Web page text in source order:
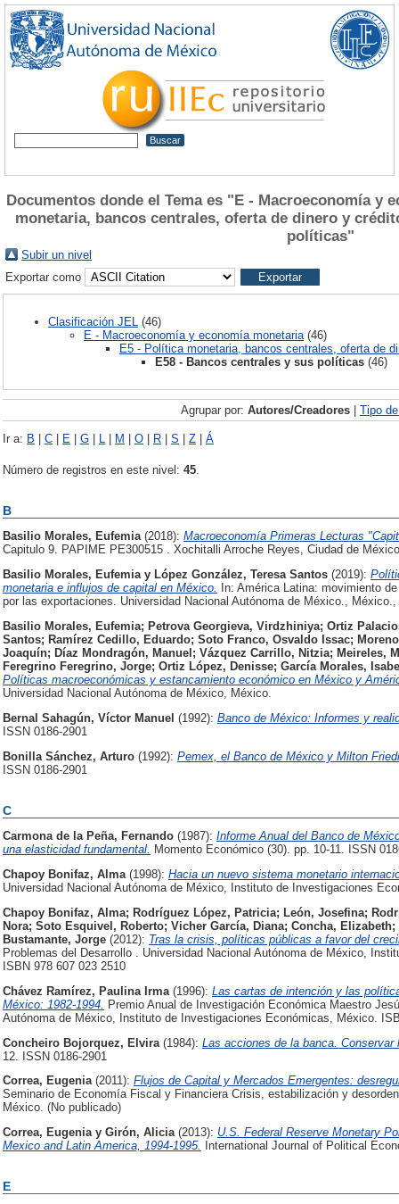
Documentos donde el Tema es "E - Macroeconomía y
monetaria, bancos centrales, oferta de dinero y
políticas"
Subir un nivel
Exportar como
Clasificación JEL
(46)
E - Macroeconomía y economía monetaria (46)
E5 - Política monetaria, bancos centrales, oferta de
E58 - Bancos centrales y sus políticas (46)
Agrupar por: Autores/Creadores | Tipo
Ir a: B | C | E | G | L | M | O | R | S | Z | Á
Número de registros en este nivel: 45
B
Basilio Morales, Eufemia (2018): Macroeconomía Primeras Lecturas
Capitulo 9. PAPIME PE300515 . Xochitalli Arroche Reyes, Ciudad de
Basilio Morales, Eufemiay López González, Teresa Santos (2019):
monetaria e influjos de capital en México.
In: América Latina: movimiento
por las exportaciones. Universidad Nacional Autónoma de México.,
Basilio Morales, Eufemia; Petrova Georgieva, Virdzhiniya; Ortiz
Santos; Ramírez Cedillo, Eduardo; Soto Franco, Osvaldo Issac;
Joaquín; Díaz Mondragón, Manuel ; Vázquez Carrillo, Nitzia; Meireles,
Feregrino Feregrino, Jorge; Ortiz López, Denisse; García Morales,
Políticas macroeconómicas y estancamiento económico en México y
Universidad Nacional Autónoma de México, México.
Bernal Sahagún, Víctor Manuel (1992): Banco de México: Informes y
ISSN 0186-2901
Bonilla Sánchez, Arturo (1992): Pemex, el Banco de México y Milton
ISSN 0186-2901
C
Carmona de la Peña, Fernando (1987): Informe Anual del Banco de
una elasticidad fundamental. Momento Económico (30). pp. 10-11. ISSN
Chapoy Bonifaz, Alma (1998): Hacia un nuevo sistema monetario
Universidad Nacional Autónoma de México, Instituto de Investigaciones
Chapoy Bonifaz, Alma; Rodríguez López, Patricia; León, Josefina;
Nora; Soto Esquivel, Roberto; Vicher García, Diana; Concha, Elizabeth;
Bustamante, Jorge (2012): Tras la crisis, políticas públicas a favor del
Problemas del Desarrollo . Universidad Nacional Autónoma de México,
ISBN 978 607 023 2510
Chávez Ramírez, Paulina Irma (1996): Las cartas de intención y las
México: 1982-1994.
Premio Anual de Investigación Económica Maestro
Autónoma de México, Instituto de Investigaciones Económicas, México.
Concheiro Bojorquez, Elvira (1984): Las acciones de la banca. Conservar
12. ISSN 0186-2901
Correa, Eugenia (2011): Flujos de Capital y Mercados Emergentes:
Seminario de Economía Fiscal y Financiera Crisis, estabilización y
México. (No publicado)
Correa, Eugeniay Girón, Alicia (2013): U.S. Federal Reserve Monetary
Mexico and Latin America, 1994-1995.
International Journal of Political
E